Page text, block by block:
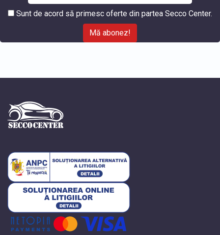
Sunt de acord să primesc oferte din partea Secco Center.
Mă abonez!